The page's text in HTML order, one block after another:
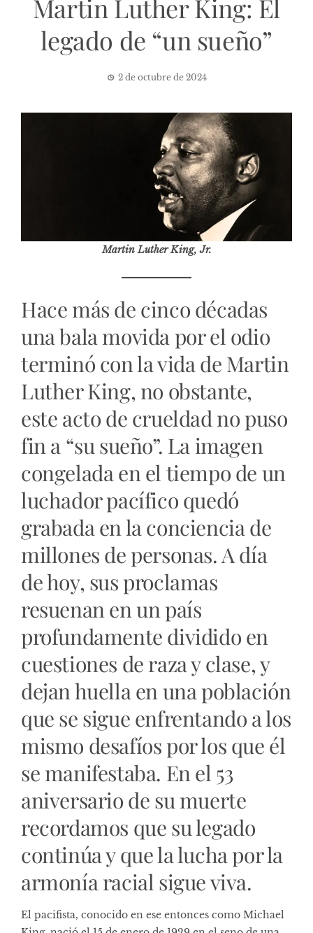
Martin Luther King: El
legado de “un sueño”
2 de octubre de 2024
Martin Luther King, Jr.
Hace más de cinco décadas
una bala movida por el odio
terminó con la vida de Martin
Luther King, no obstante,
este acto de crueldad no puso
fin a “su sueño”. La imagen
congelada en el tiempo de un
luchador pacífico quedó
grabada en la conciencia de
millones de personas. A día
de hoy, sus proclamas
resuenan en un país
profundamente dividido en
cuestiones de raza y clase, y
dejan huella en una población
que se sigue enfrentando a los
mismo desafíos por los que él
se manifestaba. En el 53
aniversario de su muerte
recordamos que su legado
continúa y que la lucha por la
armonía racial sigue viva.
El pacifista, conocido en ese entonces como Michael